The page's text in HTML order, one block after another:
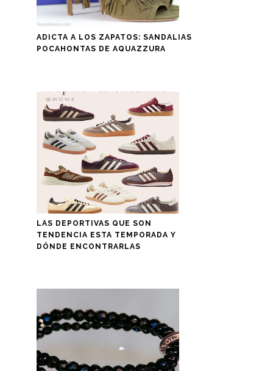
ADICTA A LOS ZAPATOS: SANDALIAS
POCAHONTAS DE AQUAZZURA
LAS DEPORTIVAS QUE SON
TENDENCIA ESTA TEMPORADA Y
DÓNDE ENCONTRARLAS